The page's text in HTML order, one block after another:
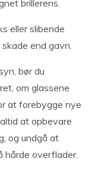
brillerens.
eller slibende
end gavn.
bør du
om glassene
at forebygge nye
at opbevare
og undgå at
hårde overflader.